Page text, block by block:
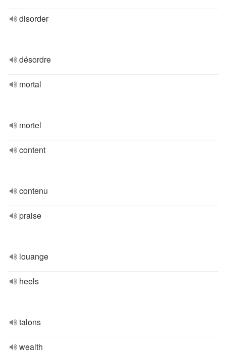
disorder
désordre
mortal
mortel
content
contenu
praise
louange
heels
talons
wealth